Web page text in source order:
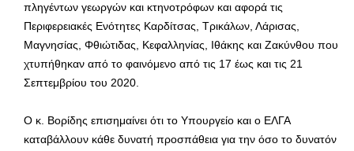
πληγέντων γεωργών και κτηνοτρόφων και αφορά τις
Περιφερειακές Ενότητες Καρδίτσας, Τρικάλων, Λάρισας,
Μαγνησίας, Φθιώτιδας, Κεφαλληνίας, Ιθάκης και Ζακύνθου που
χτυπήθηκαν από το φαινόμενο από τις 17 έως και τις 21
Σεπτεμβρίου του 2020.
Ο κ. Βορίδης επισημαίνει ότι το Υπουργείο και ο ΕΛΓΑ
καταβάλλουν κάθε δυνατή προσπάθεια για την όσο το δυνατόν